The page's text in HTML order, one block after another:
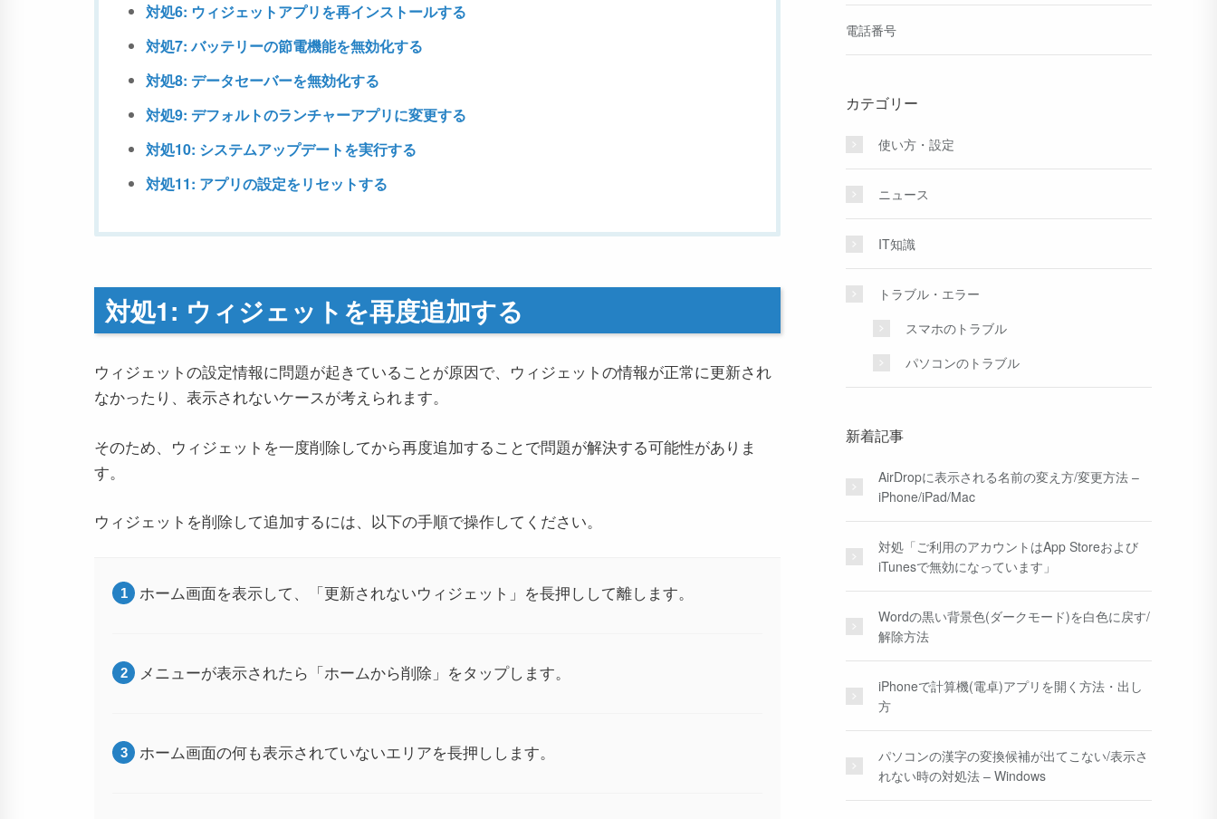
対処6: ウィジェットアプリを再インストールする
対処7: バッテリーの節電機能を無効化する
対処8: データセーバーを無効化する
対処9: デフォルトのランチャーアプリに変更する
対処10: システムアップデートを実行する
対処11: アプリの設定をリセットする
対処1: ウィジェットを再度追加する
ウィジェットの設定情報に問題が起きていることが原因で、ウィジェットの情報が正常に更新され
なかったり、表示されないケースが考えられます。
そのため、ウィジェットを一度削除してから再度追加することで問題が解決する可能性がありま
す。
ウィジェットを削除して追加するには、以下の手順で操作してください。
ホーム画面を表示して、「更新されないウィジェット」を長押しして離します。
メニューが表示されたら「ホームから削除」をタップします。
ホーム画面の何も表示されていないエリアを長押しします。
電話番号
カテゴリー
使い方・設定
ニュース
IT知識
トラブル・エラー
スマホのトラブル
パソコンのトラブル
新着記事
AirDropに表示される名前の変え方/変更方法 –
iPhone/iPad/Mac
対処「ご利用のアカウントはApp Storeおよび
iTunesで無効になっています」
Wordの黒い背景色(ダークモード)を白色に戻す/
解除方法
iPhoneで計算機(電卓)アプリを開く方法・出し
方
パソコンの漢字の変換候補が出てこない/表示さ
れない時の対処法 – Windows